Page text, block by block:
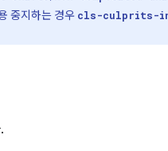
중지하는 경우 cls-culprits-